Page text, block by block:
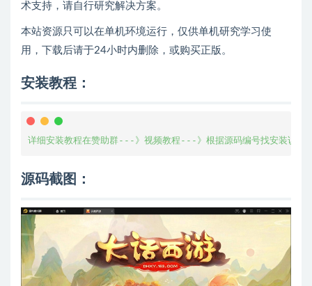
术支持，请自行研究解决方案。
本站资源只可以在单机环境运行，仅供单机研究学习使
用，下载后请于24小时内删除，或购买正版。
安装教程：
详细安装教程在赞助群---》视频教程---》根据源码编号找安装说明
源码截图：